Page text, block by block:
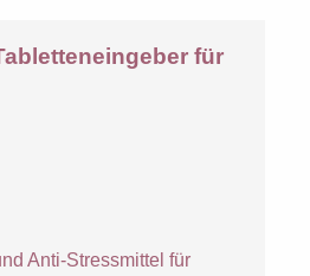
für
Anti-Stressmittel für